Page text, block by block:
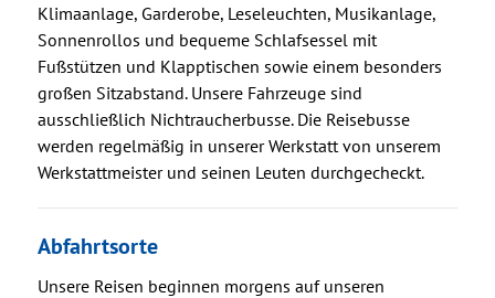
Klimaanlage, Garderobe, Leseleuchten, Musikanlage,
Sonnenrollos und bequeme Schlafsessel mit
Fußstützen und Klapptischen sowie einem besonders
großen Sitzabstand. Unsere Fahrzeuge sind
ausschließlich Nichtraucherbusse. Die Reisebusse
werden regelmäßig in unserer Werkstatt von unserem
Werkstattmeister und seinen Leuten durchgecheckt.
Abfahrtsorte
Unsere Reisen beginnen morgens auf unseren